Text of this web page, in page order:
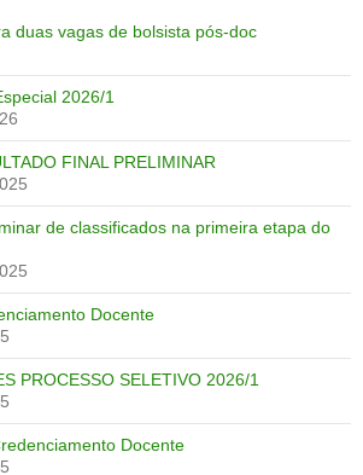
duas vagas de bolsista pós-doc
2026/1
FINAL PRELIMINAR
de classificados na primeira etapa do
Docente
PROCESSO SELETIVO 2026/1
Docente